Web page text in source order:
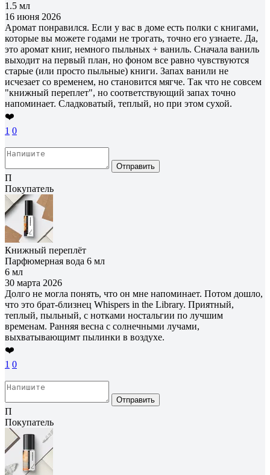
1.5 мл
16 июня 2026
Аромат понравился. Если у вас в доме есть полки с книгами,
которые вы можете годами не трогать, точно его узнаете. Да,
это аромат книг, немного пыльных + ваниль. Сначала ваниль
выходит на первый план, но фоном все равно чувствуются
старые (или просто пыльные) книги. Запах ванили не
исчезает со временем, но становится мягче. Так что не совсем
"книжный переплет", но соответствующий запах точно
напоминает. Сладковатый, теплый, но при этом сухой.
❤️
1 0
Отправить
П
Покупатель
Книжный переплёт
Парфюмерная вода 6 мл
6 мл
30 марта 2026
Долго не могла понять, что он мне напоминает. Потом дошло,
что это брат-близнец Whispers in the Library. Приятный,
теплый, пыльный, с нотками ностальгии по лучшим
временам. Ранняя весна с солнечными лучами,
выхватывающимт пылинки в воздухе.
❤️
1 0
Отправить
П
Покупатель